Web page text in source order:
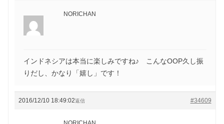
NORICHAN
インドネシアは本当に楽しみですね♪ こんなOOP久し振
りだし、かなり「嬉し」です！
2016/12/10 18:49:02 #34609
返信